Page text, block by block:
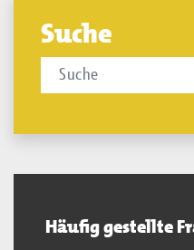
Suche
Häufig gestellte